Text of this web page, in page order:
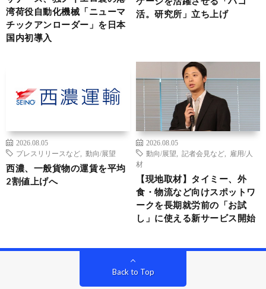
湾荷役自動化機械「ニューマ
チックアンローダー」を日本
国内初導入
活。研究所」立ち上げ
2026.08.05
プレスリリースなど
動向/展望
西濃、一般貨物の運賃を平均
2割値上げへ
2026.08.05
動向/展望
記者会見など
雇用/人
材
【現地取材】タイミー、外
食・物流など向けスポットワ
ークを長期就労前の「お試
し」に使える新サービス開始
Back to Top